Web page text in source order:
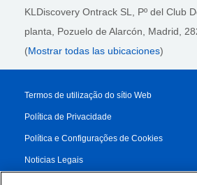
KLDiscovery Ontrack SL, Pº del Club
planta, Pozuelo de Alarcón, Madrid,
(Mostrar todas las ubicaciones)
Termos de utilização do sítio Web
Política de Privacidade
Política e Configurações de Cookies
Noticias Legais